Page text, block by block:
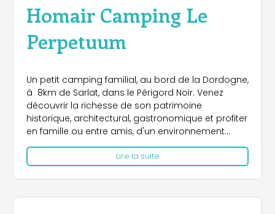
Homair Camping Le
Perpetuum
Un petit camping familial, au bord de la Dordogne,
à 8km de Sarlat, dans le Périgord Noir. Venez
découvrir la richesse de son patrimoine
historique, architectural, gastronomique et profiter
en famille ou entre amis, d'un environnement
calme. Ce camping sera le point de départ idéal
pour explorer cette belle région. Vous pourrez
également vous détendre dans la piscine
chauffée ou vous tester à diverses activités
sportives proposées ! Offre de première minute :
Lire la suite